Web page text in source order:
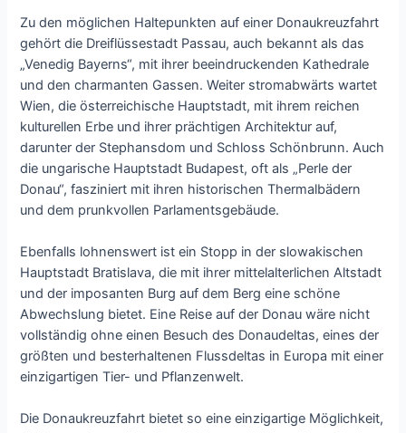
Zu den möglichen Haltepunkten auf einer Donaukreuzfahrt
gehört die Dreiflüssestadt Passau, auch bekannt als das
„Venedig Bayerns“, mit ihrer beeindruckenden Kathedrale
und den charmanten Gassen. Weiter stromabwärts wartet
Wien, die österreichische Hauptstadt, mit ihrem reichen
kulturellen Erbe und ihrer prächtigen Architektur auf,
darunter der Stephansdom und Schloss Schönbrunn. Auch
die ungarische Hauptstadt Budapest, oft als „Perle der
Donau“, fasziniert mit ihren historischen Thermalbädern
und dem prunkvollen Parlamentsgebäude.
Ebenfalls lohnenswert ist ein Stopp in der slowakischen
Hauptstadt Bratislava, die mit ihrer mittelalterlichen Altstadt
und der imposanten Burg auf dem Berg eine schöne
Abwechslung bietet. Eine Reise auf der Donau wäre nicht
vollständig ohne einen Besuch des Donaudeltas, eines der
größten und besterhaltenen Flussdeltas in Europa mit einer
einzigartigen Tier- und Pflanzenwelt.
Die Donaukreuzfahrt bietet so eine einzigartige Möglichkeit,